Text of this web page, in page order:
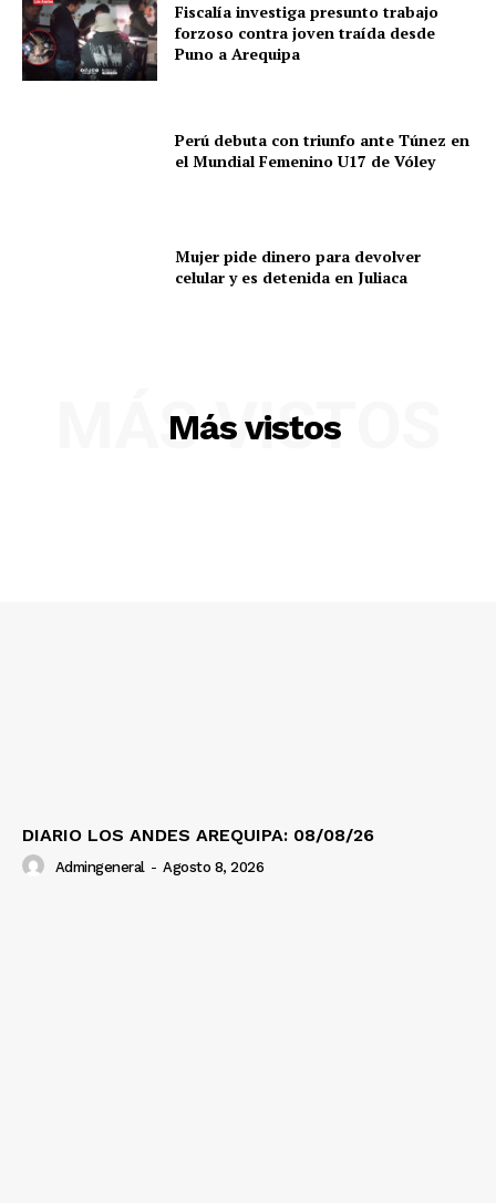
Fiscalía investiga presunto trabajo
forzoso contra joven traída desde
Puno a Arequipa
Perú debuta con triunfo ante Túnez en
el Mundial Femenino U17 de Vóley
Mujer pide dinero para devolver
celular y es detenida en Juliaca
Más vistos
MÁS VISTOS
DIARIO LOS ANDES AREQUIPA: 08/08/26
Admingeneral - Agosto 8, 2026